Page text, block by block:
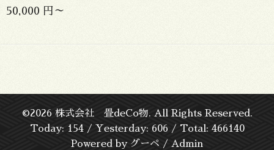
50,000 円～
©2026 株式会社 畳deCo物. All Rights Reserved.
Today: 154/ Yesterday: 606 / Total: 466140
Powered by グーペ / Admin